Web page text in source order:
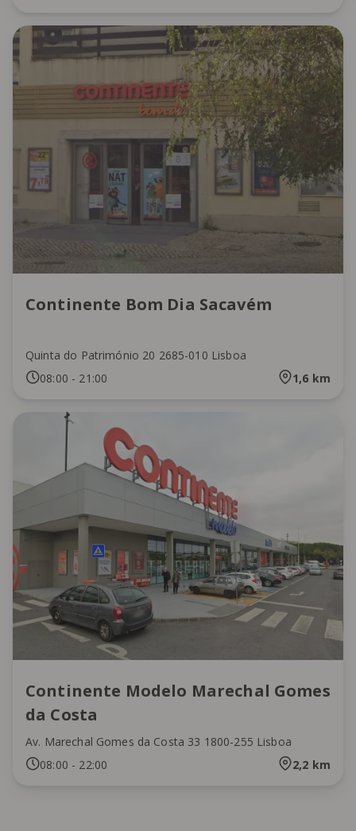
Continente Bom Dia Sacavém
Quinta do Património 20 2685-010 Lisboa
08:00 - 21:00 1,6 km
Continente Modelo Marechal Gomes
da Costa
Av. Marechal Gomes da Costa 33 1800-255 Lisboa
08:00 - 22:00 2,2 km